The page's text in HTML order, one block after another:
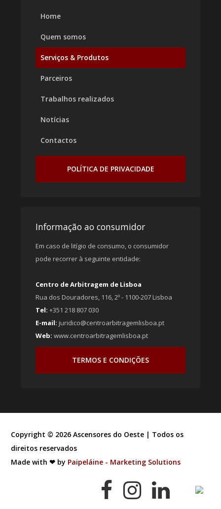
Home
Quem somos
Serviços & Produtos
Parceiros
Trabalhos realizados
Notícias
Contactos
POLÍTICA DE PRIVACIDADE
Informação ao consumidor
Em caso de litígio de consumo, o consumidor
pode recorrer à seguinte entidade:
Centro de Arbitragem de Lisboa
Rua dos Douradores, 116, 2º - 1100-207 Lisboa
Tel: +351 218 807 030
E-mail: juridico@centroarbitragemlisboa.pt
Web: www.centroarbitragemlisboa.pt
TERMOS E CONDIÇÕES
Copyright © 2026 Ascensores do Oeste | Todos os
direitos reservados
Made with ❤ by Paipeláine - Marketing Solutions